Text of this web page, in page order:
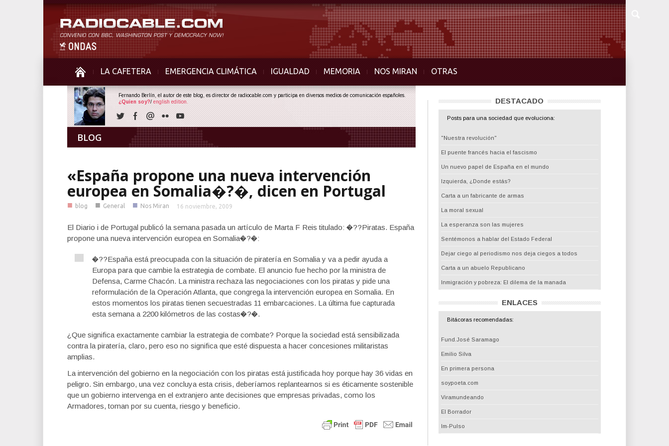
LA CAFETERA EMERGENCIA CLIMÁTICA IGUALDAD MEMORIA NOS MIRAN OTRAS
BLOG
Fernando Berlín, el autor de este blog, es director de radiocable.com y participa en diversos medios de comunicación españoles.
¿Quien soy?/ english edition.
«España propone una nueva intervención
europea en Somalia�?�, dicen en Portugal
■ blog ■ General ■ Nos Miran 16 noviembre, 2009
El Diario i de Portugal publicó la semana pasada un artículo de Marta F Reis titulado: �??Piratas. España
propone una nueva intervención europea en Somalia�?�:
�??España está preocupada con la situación de piratería en Somalia y va a pedir ayuda a
Europa para que cambie la estrategia de combate. El anuncio fue hecho por la ministra de
Defensa, Carme Chacón. La ministra rechaza las negociaciones con los piratas y pide una
reformulación de la Operación Atlanta, que congrega la intervención europea en Somalia. En
estos momentos los piratas tienen secuestradas 11 embarcaciones. La última fue capturada
esta semana a 2200 kilómetros de las costas�?�.
¿Que significa exactamente cambiar la estrategia de combate? Porque la sociedad está sensibilizada
contra la piratería, claro, pero eso no significa que esté dispuesta a hacer concesiones militaristas
amplias.
La intervención del gobierno en la negociación con los piratas está justificada hoy porque hay 36 vidas en
peligro. Sin embargo, una vez concluya esta crisis, deberíamos replantearnos si es éticamente sostenible
que un gobierno intervenga en el extranjero ante decisiones que empresas privadas, como los
Armadores, toman por su cuenta, riesgo y beneficio.
DESTACADO
Posts para una sociedad que evoluciona:
"Nuestra revolución"
El puente francés hacia el fascismo
Un nuevo papel de España en el mundo
Izquierda, ¿Donde estás?
Carta a un fabricante de armas
La moral sexual
La esperanza son las mujeres
Sentémonos a hablar del Estado Federal
Dejar ciego al periodismo nos deja ciegos a todos
Carta a un abuelo Republicano
Inmigración y pobreza: El dilema de la manada
ENLACES
Bitácoras recomendadas:
Fund.José Saramago
Emilio Silva
En primera persona
soypoeta.com
Viramundeando
El Borrador
Im-Pulso